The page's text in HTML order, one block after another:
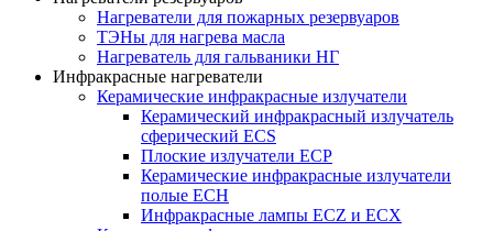
Нагреватели для пожарных резервуаров
ТЭНы для нагрева масла
Нагреватель для гальваники НГ
Инфракрасные нагреватели
Керамические инфракрасные излучатели
Керамический инфракрасный излучатель
сферический ECS
Плоские излучатели ECP
Керамические инфракрасные излучатели
полые ECH
Инфракрасные лампы ECZ и ECX